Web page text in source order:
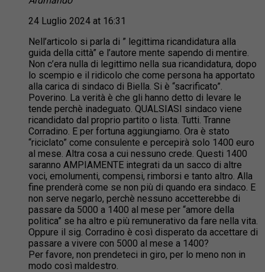
24 Luglio 2024 at 16:31
Nell’articolo si parla di ” legittima ricandidatura alla
guida della città” e l’autore mente sapendo di mentire.
Non c’era nulla di legittimo nella sua ricandidatura, dopo
lo scempio e il ridicolo che come persona ha apportato
alla carica di sindaco di Biella. Si è “sacrificato”.
Poverino. La verità è che gli hanno detto di levare le
tende perchè inadeguato. QUALSIASI sindaco viene
ricandidato dal proprio partito o lista. Tutti. Tranne
Corradino. E per fortuna aggiungiamo. Ora è stato
“riciclato” come consulente e percepirà solo 1400 euro
al mese. Altra cosa a cui nessuno crede. Questi 1400
saranno AMPIAMENTE integrati da un sacco di altre
voci, emolumenti, compensi, rimborsi e tanto altro. Alla
fine prenderà come se non più di quando era sindaco. E
non serve negarlo, perchè nessuno accetterebbe di
passare da 5000 a 1400 al mese per “amore della
politica” se ha altro e più remunerativo da fare nella vita.
Oppure il sig. Corradino è così disperato da accettare di
passare a vivere con 5000 al mese a 1400?
Per favore, non prendeteci in giro, per lo meno non in
modo così maldestro.